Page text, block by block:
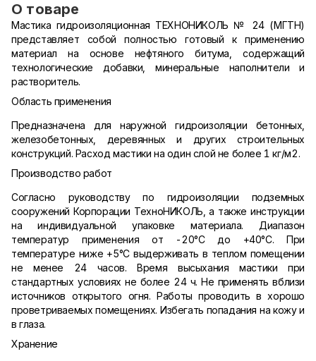
О товаре
Мастика гидроизоляционная ТЕХНОНИКОЛЬ № 24 (МГТН)
представляет собой полностью готовый к применению
материал на основе нефтяного битума, содержащий
технологические добавки, минеральные наполнители и
растворитель.
Область применения
Предназначена для наружной гидроизоляции бетонных,
железобетонных, деревянных и других строительных
конструкций. Расход мастики на один слой не более 1 кг/м2.
Производство работ
Согласно руководству по гидроизоляции подземных
сооружений Корпорации ТехноНИКОЛЬ, а также инструкции
на индивидуальной упаковке материала. Диапазон
температур применения от -20°С до +40°С. При
температуре ниже +5°С выдерживать в теплом помещении
не менее 24 часов. Время высыхания мастики при
стандартных условиях не более 24 ч. Не применять вблизи
источников открытого огня. Работы проводить в хорошо
проветриваемых помещениях. Избегать попадания на кожу и
в глаза.
Хранение